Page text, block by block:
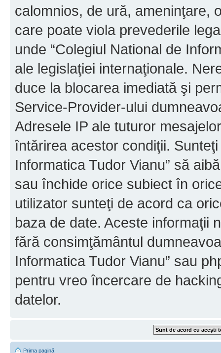
calomnios, de ură, ameninţare,
care poate viola prevederile
unde “Colegiul National de
ale legislaţiei internaţionale.
duce la blocarea imediată şi
Service-Provider-ului
Adresele IP ale tuturor
întărirea acestor condiţii.
Informatica Tudor Vianu” să
sau închide orice subiect în
utilizator sunteţi de acord ca
baza de date. Aceste informaţii
fără consimţământul
Informatica Tudor Vianu” sau
pentru vreo încercare de
datelor.
Prima pagină